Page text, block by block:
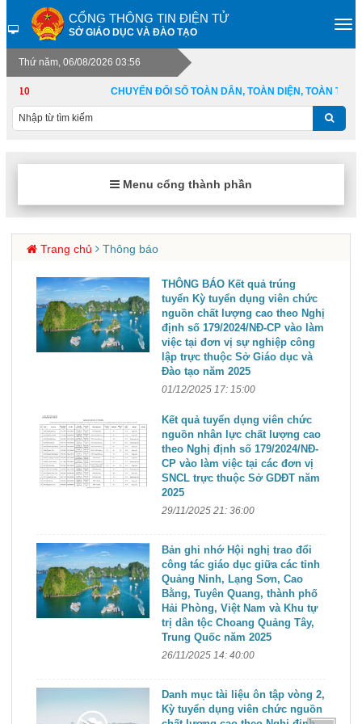
CỔNG THÔNG TIN ĐIỆN TỬ
SỞ GIÁO DỤC VÀ ĐÀO TẠO
Thứ năm, 06/08/2026 03:56
10 CHUYỂN ĐỔI SỐ TOÀN DÂN, TOÀN DIỆN, TOÀN
Menu cổng thành phần
Trang chủ Thông báo
THÔNG BÁO Kết quả trúng
tuyển Kỳ tuyển dụng viên chức
nguồn chất lượng cao theo Nghị
định số 179/2024/NĐ-CP vào làm
việc tại đơn vị sự nghiệp công
lập trực thuộc Sở Giáo dục và
Đào tạo năm 2025
01/12/2025 17: 15:00
Kết quả tuyển dụng viên chức
nguồn nhân lực chất lượng cao
theo Nghị định số 179/2024/NĐ-
CP vào làm việc tại các đơn vị
SNCL trực thuộc Sở GDĐT năm
2025
29/11/2025 21: 36:00
Bản ghi nhớ Hội nghị trao đổi
công tác giáo dục giữa các tỉnh
Quảng Ninh, Lạng Sơn, Cao
Bằng, Tuyên Quang, thành phố
Hải Phòng, Việt Nam và Khu tự
trị dân tộc Choang Quảng Tây,
Trung Quốc năm 2025
26/11/2025 14: 40:00
Danh mục tài liệu ôn tập vòng 2,
Kỳ tuyển dụng viên chức nguồn